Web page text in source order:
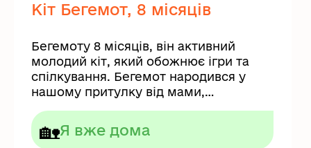
Кіт Бегемот, 8 місяців
Бегемоту 8 місяців, він активний
молодий кіт, який обожнює ігри та
спілкування. Бегемот народився у
нашому притулку від мами,
🏡Я вже дома